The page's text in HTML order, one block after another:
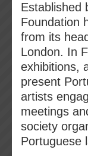
Established
Foundation
from its
London. In
exhibitions,
present
artists
meetings
society
Portuguese